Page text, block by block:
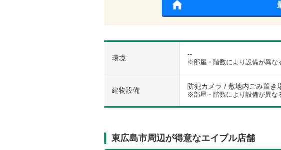
環境 --
※部屋・階数により設備が異な
建物設備 防犯カメラ / 敷地内ごみ置き
※部屋・階数により設備が異な
東広島市周辺が得意なエイブル店舗